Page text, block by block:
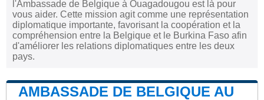
l'Ambassade de Belgique à Ouagadougou est là pour
vous aider. Cette mission agit comme une représentation
diplomatique importante, favorisant la coopération et la
compréhension entre la Belgique et le Burkina Faso afin
d'améliorer les relations diplomatiques entre les deux
pays.
AMBASSADE DE BELGIQUE AU